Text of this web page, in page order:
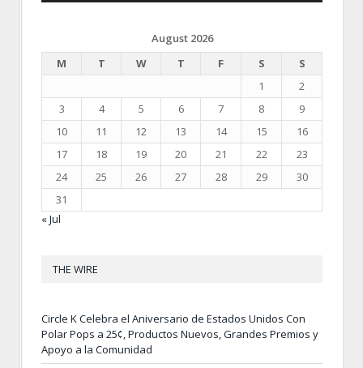
August 2026
M
T W T F S
S
1
2
3
4 5 6 7 8
9
10
11 12 13 14 15
16
17
18 19 20 21 22
23
24
25 26 27 28 29
30
31
« Jul
THE WIRE
Circle K Celebra el Aniversario de Estados Unidos Con
Polar Pops a 25¢, Productos Nuevos, Grandes Premios y
Apoyo a la Comunidad